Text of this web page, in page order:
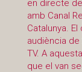
en directe
amb Canal
Catalunya.
audiència de
TV. A
que el van